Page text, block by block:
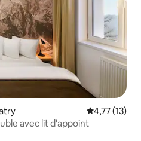
Évaluation
4,77 (13)
avec lit d'appoint